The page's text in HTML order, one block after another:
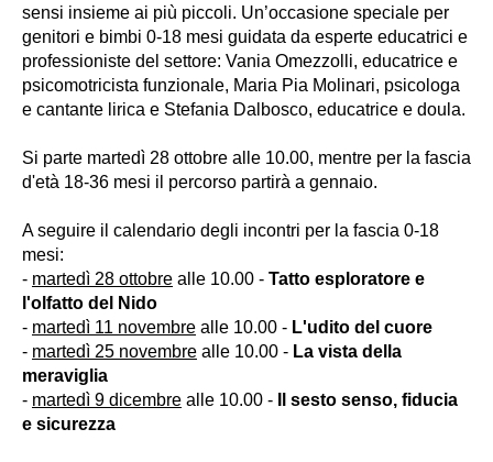
sensi insieme ai più piccoli. Un’occasione speciale per
genitori e bimbi 0-18 mesi guidata da esperte educatrici e
professioniste del settore: Vania Omezzolli, educatrice e
psicomotricista funzionale, Maria Pia Molinari, psicologa
e cantante lirica e Stefania Dalbosco, educatrice e doula.
Si parte martedì 28 ottobre alle 10.00, mentre per la fascia
d'età 18-36 mesi il percorso partirà a gennaio.
A seguire il calendario degli incontri per la fascia 0-18
mesi:
- martedì 28 ottobre alle 10.00 - Tatto esploratore e
l'olfatto del Nido
- martedì 11 novembre alle 10.00 - L'udito del cuore
- martedì 25 novembre alle 10.00 - La vista della
meraviglia
- martedì 9 dicembre alle 10.00 -
Il sesto senso, fiducia
e sicurezza